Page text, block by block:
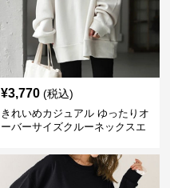
¥3,770 (税込)
きれいめカジュアル ゆったりオ
ーバーサイズクルーネックスエ